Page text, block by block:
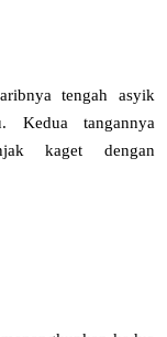
tengah asyik
Kedua tangannya
kaget dengan